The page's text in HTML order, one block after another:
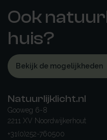
Ook
huis?
Bekijk de mogelijkheden
Natuurlijklicht.nl
Gooweg 6-8
2211 XV Noordwijkerhout
+31(0)252-760500